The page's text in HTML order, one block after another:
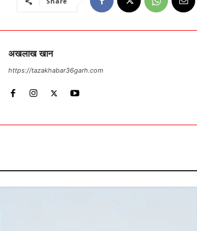
अखलाख खान
https://tazakhabar36garh.com